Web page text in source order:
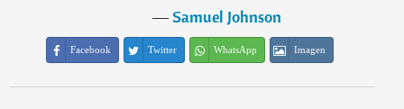
―Samuel Johnson
Facebook Twitter WhatsApp Imagen